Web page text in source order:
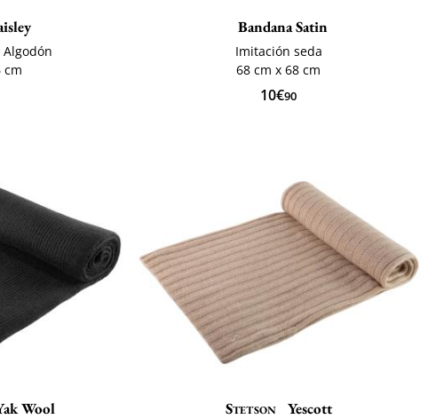
Algodón
cm
Bandana Satin
Imitación seda
68 cm x 68 cm
10€90
Wool Stetson Yescott